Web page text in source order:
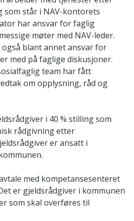
som står i NAV-kontorets
har ansvar for faglig
møter med NAV-leder.
blant annet ansvar for
med på faglige diskusjoner.
team har fått
om opplysning, råd og
i 40 % stilling som
rådgivning etter
er ansatt i
med kompetansesenteret
er gjeldsrådgiver i kommunen
som skal overføres til